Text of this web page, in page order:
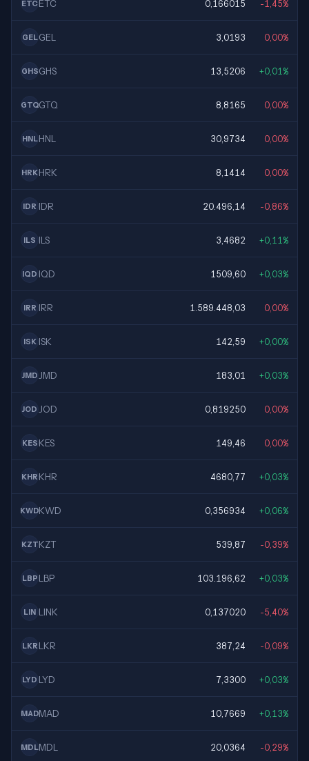
ETC ETC 0,166015 -1,45%
GEL GEL 3,0193 0,00%
GHSGHS 13,5206 +0,01%
GTQGTQ 8,8165 0,00%
HNL HNL 30,9734 0,00%
HRKHRK 8,1414 0,00%
IDR IDR 20.496,14 -0,86%
ILS ILS 3,4682 +0,11%
IQD IQD 1509,60 +0,03%
IRR IRR 1.589.448,03 0,00%
ISK ISK 142,59 +0,00%
JMD JMD 183,01 +0,03%
JOD JOD 0,819250 0,00%
KES KES 149,46 0,00%
KHR KHR 4680,77 +0,03%
KWDKWD 0,356934 +0,06%
KZTKZT 539,87 -0,39%
LBP LBP 103.196,62 +0,03%
LIN LINK 0,137020 -5,40%
LKR LKR 387,24 -0,09%
LYD LYD 7,3300 +0,03%
MADMAD 10,7669 +0,13%
MDLMDL 20,0364 -0,29%